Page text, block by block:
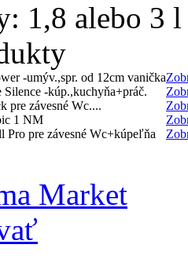
1,8 alebo 3 l
-umýv.,spr. od 12cm vanička
Silence -kúp.,kuchyňa+práč.
pre závesné Wc....
1 NM
Pro pre závesné Wc+kúpeľňa
Market